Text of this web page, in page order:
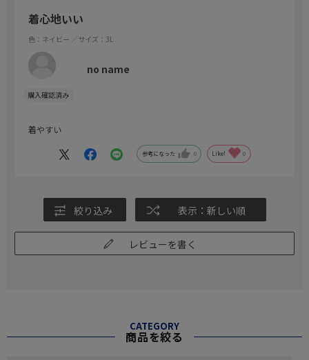
着心地いい
色：ネイビー ／サイズ：3L
no name
着やすい
参考になった 0 Like! 0
絞り込み 表示：新しい順
レビューを書く
CATEGORY
商品を絞る